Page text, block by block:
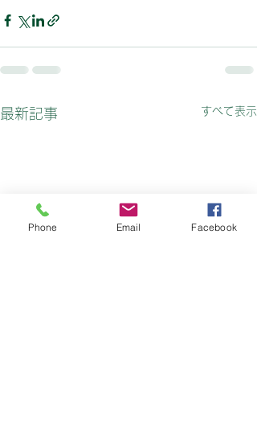
最新記事 すべて表示
Phone Email Facebook